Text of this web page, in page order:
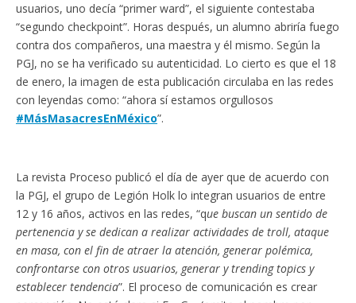
usuarios, uno decía “primer ward”, el siguiente contestaba
“segundo checkpoint”. Horas después, un alumno abriría fuego
contra dos compañeros, una maestra y él mismo. Según la
PGJ, no se ha verificado su autenticidad. Lo cierto es que el 18
de enero, la imagen de esta publicación circulaba en las redes
con leyendas como: “ahora sí estamos orgullosos
#MásMasacresEnMéxico”.
La revista Proceso publicó el día de ayer que de acuerdo con
la PGJ, el grupo de Legión Holk lo integran usuarios de entre
12 y 16 años, activos en las redes, “que buscan un sentido de
pertenencia y se dedican a realizar actividades de troll, ataque
en masa, con el fin de atraer la atención, generar polémica,
confrontarse con otros usuarios, generar y trending topics y
establecer tendencia”. El proceso de comunicación es crear